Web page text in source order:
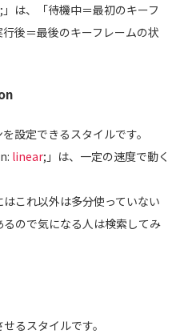
;」は、「待機中＝最初のキーフ
後＝最後のキーフレームの状
設定できるスタイルです。
linear;」は、一定の速度で動く
これ以外は多分使っていない
ので気になる人は検索してみ
るスタイルです。